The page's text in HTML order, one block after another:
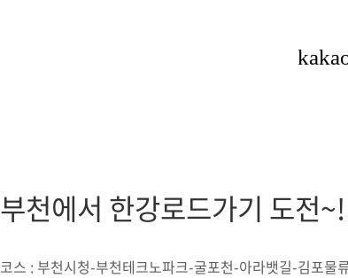
부천에서 한강로드가기 도전
코스 : 부천시청-부천테크노파크-굴포천-아라뱃길-김포